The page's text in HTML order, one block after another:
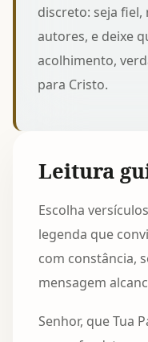
discreto: seja
autores, e deixe
acolhimento,
para Cristo.
Leitura
Escolha
legenda que
com constância,
mensagem
Senhor, que Tua